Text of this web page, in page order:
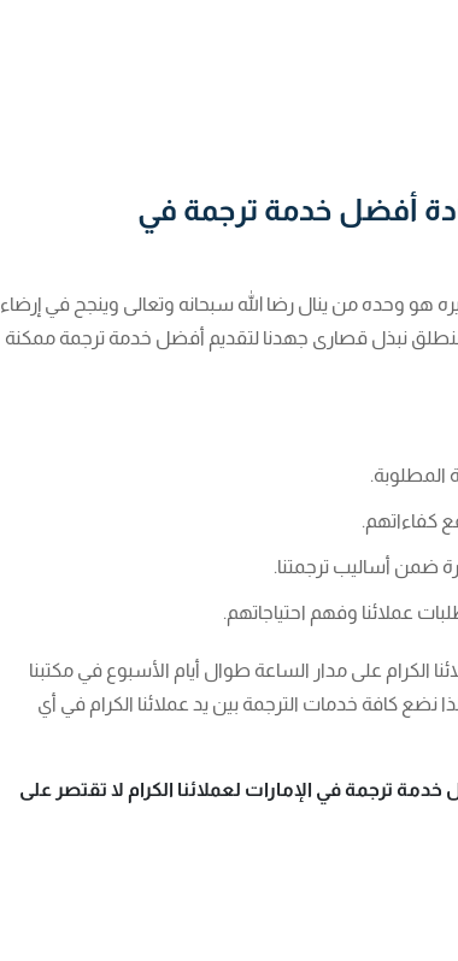
أفضل خدمة ترجمة في
وحده من ينال رضا الله سبحانه وتعالى وينجح في إرضاء
نبذل قصارى جهدنا لتقديم أفضل خدمة ترجمة ممكنة
كفاءاتهم.
ضمن أساليب ترجمتنا.
عملائنا وفهم احتياجاتهم.
على مدار الساعة طوال أيام الأسبوع في مكتبنا
نضع كافة خدمات الترجمة بين يد عملائنا الكرام في أي
ترجمة في الإمارات لعملائنا الكرام لا تقتصر على